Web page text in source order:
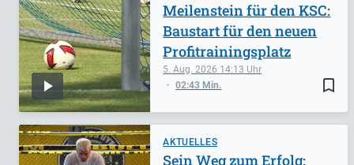
bookmark_border
5. Aug. 2026 14:13
02:43 Min.
Meilenstein für den KSC:
Baustart für den neuen
Profitrainingsplatz
AKTUELLES
Sein Weg zum Erfolg: